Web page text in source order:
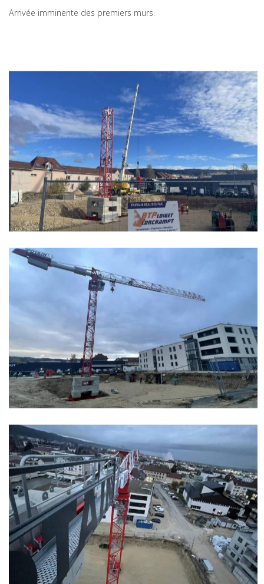
Arrivée imminente des premiers murs.